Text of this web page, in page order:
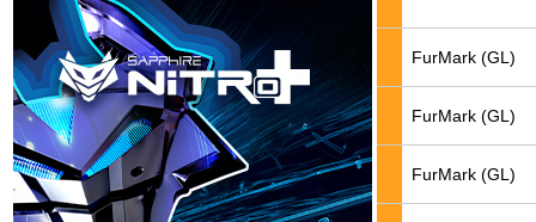
FurMark (GL)
FurMark (GL)
FurMark (GL)